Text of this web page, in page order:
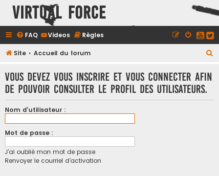
Virtual Force
FAQ Videos Règles
Site Accueil du forum
Vous devez vous inscrire et vous connecter afin
de pouvoir consulter le profil des utilisateurs.
Nom d’utilisateur :
Mot de passe :
J’ai oublié mon mot de passe
Renvoyer le courriel d’activation